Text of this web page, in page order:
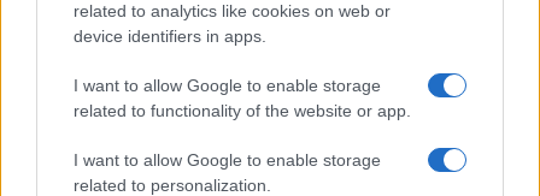
related to analytics like cookies on web or
device identifiers in apps.
I want to allow Google to enable storage
related to functionality of the website or app.
I want to allow Google to enable storage
related to personalization.